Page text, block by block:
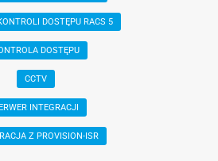
DOSTĘPU RACS 5
DOSTĘPU
CCTV
INTEGRACJI
Z PROVISION-ISR